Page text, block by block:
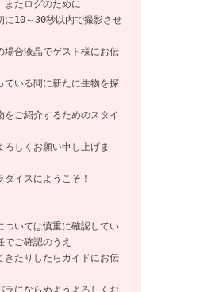
またログのために
に10～30秒以内で撮影させ
場合液晶でゲスト様にお伝
ている間に新たに生物を探
をご紹介するためのスタイ
ろしくお願い申し上げま
イスにようこそ！
ついては慎重に確認してい
でご確認のうえ
きたりしたらガイドにお伝
ラにならぬようよろしくお